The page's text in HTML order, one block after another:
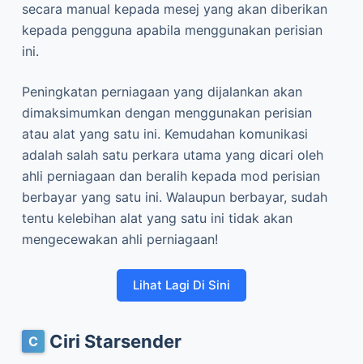
secara manual kepada mesej yang akan diberikan
kepada pengguna apabila menggunakan perisian
ini.
Peningkatan perniagaan yang dijalankan akan
dimaksimumkan dengan menggunakan perisian
atau alat yang satu ini. Kemudahan komunikasi
adalah salah satu perkara utama yang dicari oleh
ahli perniagaan dan beralih kepada mod perisian
berbayar yang satu ini. Walaupun berbayar, sudah
tentu kelebihan alat yang satu ini tidak akan
mengecewakan ahli perniagaan!
Lihat Lagi Di Sini
Ciri Starsender